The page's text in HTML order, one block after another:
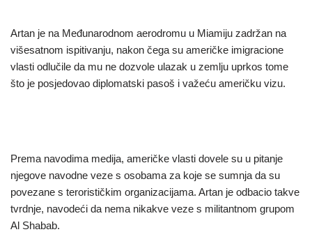
Artan je na Međunarodnom aerodromu u Miamiju zadržan na
višesatnom ispitivanju, nakon čega su američke imigracione
vlasti odlučile da mu ne dozvole ulazak u zemlju uprkos tome
što je posjedovao diplomatski pasoš i važeću američku vizu.
Prema navodima medija, američke vlasti dovele su u pitanje
njegove navodne veze s osobama za koje se sumnja da su
povezane s terorističkim organizacijama. Artan je odbacio takve
tvrdnje, navodeći da nema nikakve veze s militantnom grupom
Al Shabab.